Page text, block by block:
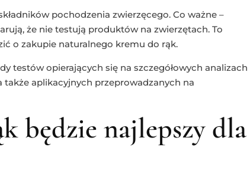
pochodzenia zwierzęcego. Co ważne –
że nie testują produktów na zwierzętach. To
o zakupie naturalnego kremu do rąk.
testów opierających się na szczegółowych analizach
aplikacyjnych przeprowadzanych na
będzie najlepszy dla